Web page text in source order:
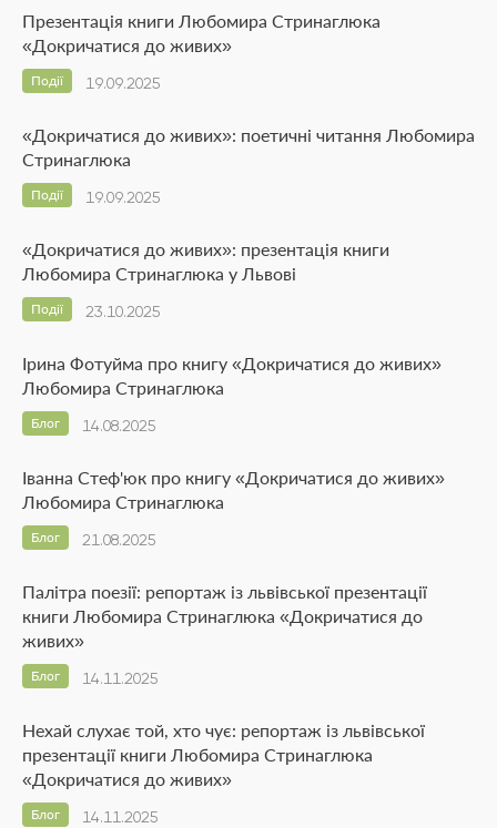
Презентація книги Любомира Стринаглюка
«Докричатися до живих»
19.09.2025
Події
«Докричатися до живих»: поетичні читання Любомира
Стринаглюка
19.09.2025
Події
«Докричатися до живих»: презентація книги
Любомира Стринаглюка у Львові
23.10.2025
Події
Ірина Фотуйма про книгу «Докричатися до живих»
Любомира Стринаглюка
14.08.2025
Блог
Іванна Стеф'юк про книгу «Докричатися до живих»
Любомира Стринаглюка
21.08.2025
Блог
Палітра поезії: репортаж із львівської презентації
книги Любомира Стринаглюка «Докричатися до
живих»
14.11.2025
Блог
Нехай слухає той, хто чує: репортаж із львівської
презентації книги Любомира Стринаглюка
«Докричатися до живих»
14.11.2025
Блог